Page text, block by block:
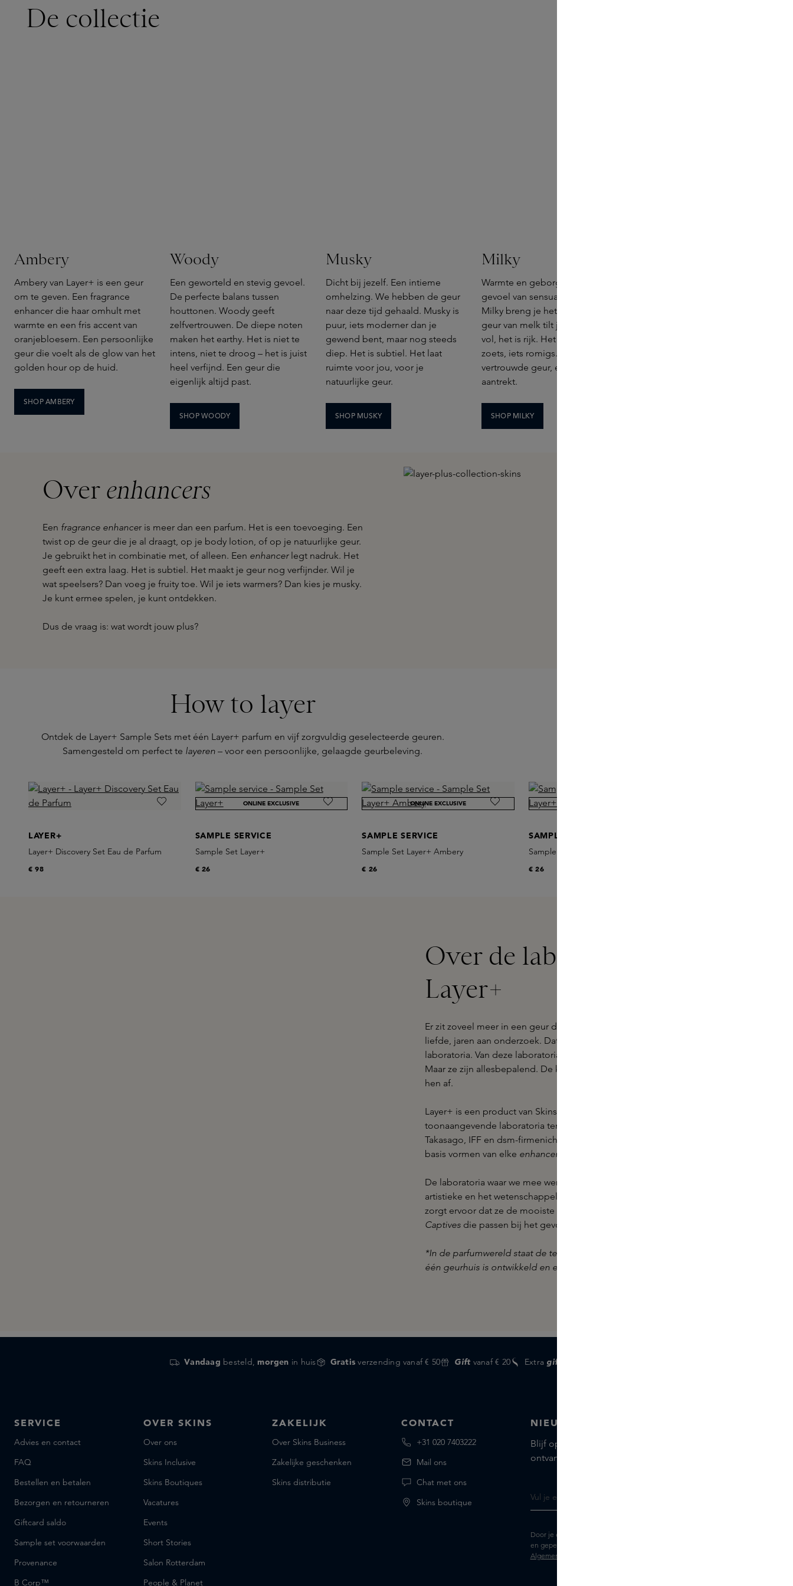
De collectie
Ambery
Ambery van Layer+ is een geur
om te geven. Een fragrance
enhancer die haar omhult met
warmte en een fris accent van
oranjebloesem. Een persoonlijke
geur die voelt als de glow van het
golden hour op de huid.
SHOP AMBERY
Woody
Een geworteld en stevig gevoel.
De perfecte balans tussen
houttonen. Woody geeft
zelfvertrouwen. De diepe noten
maken het earthy. Het is niet te
intens, niet te droog – het is juist
heel verfijnd. Een geur die
eigenlijk altijd past.
SHOP WOODY
Musky
Dicht bij jezelf. Een intieme
omhelzing. We hebben de geur
naar deze tijd gehaald. Musky is
puur, iets moderner dan je
gewend bent, maar nog steeds
diep. Het is subtiel. Het laat
ruimte voor jou, voor je
natuurlijke geur.
SHOP MUSKY
Milky
Warmte en geborgenheid, een
gevoel van sensualiteit – met
Milky breng je het samen. De
geur van melk tilt je op. Het is
vol, het is rijk. Het heeft iets
zoets, iets romigs. Het is een
vertrouwde geur, een geur die
aantrekt.
SHOP MILKY
Over enhancers
Een fragrance enhancer is meer dan een parfum. Het is een toevoeging. Een
twist op de geur die je al draagt, op je body lotion, of op je natuurlijke geur.
Je gebruikt het in combinatie met, of alleen. Een enhancerlegt nadruk. Het
geeft een extra laag. Het is subtiel. Het maakt je geur nog verfijnder. Wil je
wat speelsers? Dan voeg je fruity toe. Wil je iets warmers? Dan kies je musky.
Je kunt ermee spelen, je kunt ontdekken.
Dus de vraag is: wat wordt jouw plus?
How to layer
Ontdek de Layer+ Sample Sets met één Layer+ parfum en vijf zorgvuldig geselecteerde geuren.
Samengesteld om perfect te layeren – voor een persoonlijke, gelaagde geurbeleving.
LAYER+
Layer+ Discovery Set Eau de Parfum
€ 98
ONLINE EXCLUSIVE
SAMPLE SERVICE
Sample Set Layer+
€ 26
ONLINE EXCLUSIVE
SAMPLE SERVICE
Sample Set Layer+ Ambery
€ 26
SAMPLE SERVICE
Sample Set Layer+ Fruity
€ 26
Over de laboratoria achter
Layer+
Er zit zoveel meer in een geur dan wat je ziet in de flacon. Het is precisiewerk,
liefde, jaren aan onderzoek. Dat gebeurt allemaal achter de schermen, in
laboratoria. Van deze laboratoria hoor je maar weinig. Je ziet ze vrijwel nooit.
Maar ze zijn allesbepalend. De kwaliteit, de geur, de
hen af.
Layer+ is een product van Skins, ontwikkeld met enkele van de meest
toonaangevende laboratoria ter wereld. Denk aan Symrise, Givaudan,
Takasago, IFF en dsm-firmenich, waar innovatieve
basis vormen van elke enhancer
De laboratoria waar we mee werken brengen het belangrijkste samen: het
artistieke en het wetenschappelijke, met de natuur als inspiratiebron. Dat
zorgt ervoor dat ze de mooiste en meest innovatieve
Captives die passen bij het gevoel dat wij willen overbrengen.
*In de parfumwereld staat de term ‘captive’ voor een geuringrediënt dat door
één geurhuis is ontwikkeld en exclusief door dat huis wordt gebruikt.
Vandaag besteld,morgen in huis Gratis verzending vanaf € 50 Giftvanaf € 20 Extra gifts
SERVICE
Advies en contact
FAQ
Bestellen en betalen
Bezorgen en retourneren
Giftcard saldo
Sample set voorwaarden
Provenance
B Corp™
OVER SKINS
Over ons
Skins Inclusive
Skins Boutiques
Vacatures
Events
Short Stories
Salon Rotterdam
People & Planet
ZAKELIJK
Over Skins Business
Zakelijke geschenken
Skins distributie
CONTACT
+31 020 7403222
Mail ons
Chat met ons
Skins boutique
NIEUWSBRIEF
Blijf op de hoogte van de nieuwste merken en producten,
ontvang tips van onze Skins Experts.
Door je e-mailadres in te vullen geef je toestemming om de Skins nieuwsbrief
en gepersonaliseerde marketingberichten via e-mail te ontvangen. Bekijk de
Algemene voorwaarden